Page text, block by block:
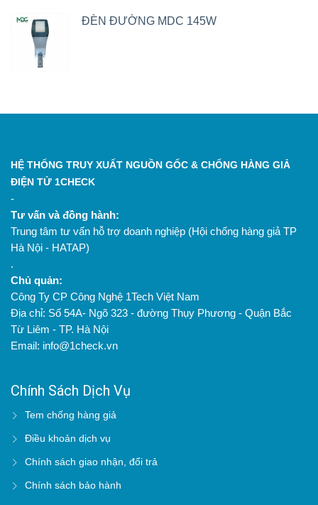
ĐÈN ĐƯỜNG MDC 145W
HỆ THỐNG TRUY XUẤT NGUỒN GỐC & CHỐNG HÀNG GIẢ
ĐIỆN TỬ 1CHECK
-
Tư vấn và đồng hành:
Trung tâm tư vấn hỗ trợ doanh nghiệp (Hội chống hàng giả TP
Hà Nội - HATAP)
.
Chủ quản:
Công Ty CP Công Nghệ 1Tech Việt Nam
Địa chỉ: Số 54A- Ngõ 323 - đường Thụy Phương - Quận Bắc
Từ Liêm - TP. Hà Nội
Email: info@1check.vn
Chính Sách Dịch Vụ
Tem chống hàng giả
Điều khoản dịch vụ
Chính sách giao nhận, đổi trả
Chính sách bảo hành